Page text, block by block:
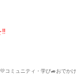
コミュニティ・学び🚙おでかけ